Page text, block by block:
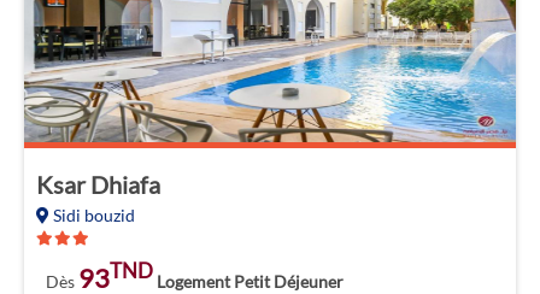
Ksar Dhiafa
Sidi bouzid
Dès 93TND Logement Petit Déjeuner